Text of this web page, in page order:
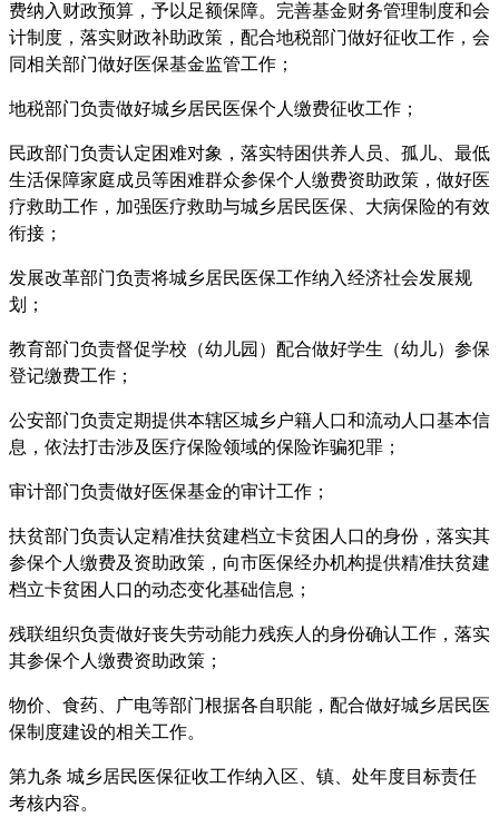
费纳入财政预算，予以足额保障。完善基金财务管理制度和会
计制度，落实财政补助政策，配合地税部门做好征收工作，会
同相关部门做好医保基金监管工作；
地税部门负责做好城乡居民医保个人缴费征收工作；
民政部门负责认定困难对象，落实特困供养人员、孤儿、最低
生活保障家庭成员等困难群众参保个人缴费资助政策，做好医
疗救助工作，加强医疗救助与城乡居民医保、大病保险的有效
衔接；
发展改革部门负责将城乡居民医保工作纳入经济社会发展规
划；
教育部门负责督促学校（幼儿园）配合做好学生（幼儿）参保
登记缴费工作；
公安部门负责定期提供本辖区城乡户籍人口和流动人口基本信
息，依法打击涉及医疗保险领域的保险诈骗犯罪；
审计部门负责做好医保基金的审计工作；
扶贫部门负责认定精准扶贫建档立卡贫困人口的身份，落实其
参保个人缴费及资助政策，向市医保经办机构提供精准扶贫建
档立卡贫困人口的动态变化基础信息；
残联组织负责做好丧失劳动能力残疾人的身份确认工作，落实
其参保个人缴费资助政策；
物价、食药、广电等部门根据各自职能，配合做好城乡居民医
保制度建设的相关工作。
第九条 城乡居民医保征收工作纳入区、镇、处年度目标责任
考核内容。